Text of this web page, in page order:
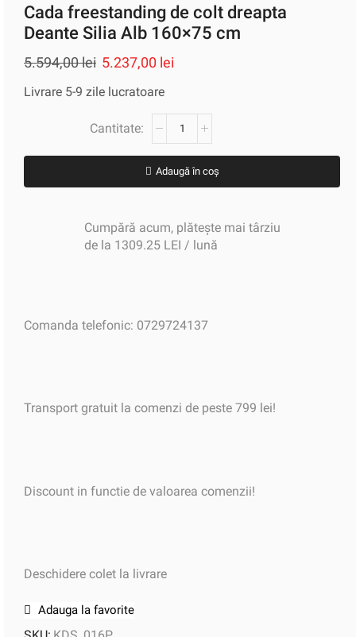
Cada freestanding de colt dreapta
Deante Silia Alb 160×75 cm
5.594,00lei 5.237,00 lei
Livrare 5-9 zile lucratoare
Adaugă în coș
Cumpără acum, plătește mai târziu
de la 1309.25 LEI / lună
Comanda telefonic: 0729724137
Transport gratuit la comenzi de peste 799 lei!
Discount in functie de valoarea comenzii!
Deschidere colet la livrare
Adauga la favorite